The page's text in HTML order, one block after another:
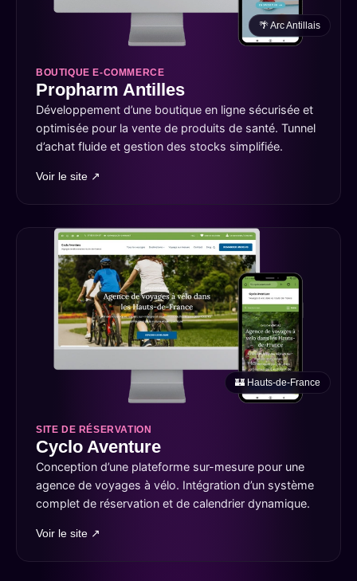
🌴 Arc Antillais
BOUTIQUE E-COMMERCE
Propharm Antilles
Développement d’une boutique en ligne sécurisée et
optimisée pour la vente de produits de santé. Tunnel
d’achat fluide et gestion des stocks simplifiée.
Voir le site ↗
🏰 Hauts-de-France
SITE DE RÉSERVATION
Cyclo Aventure
Conception d’une plateforme sur-mesure pour une
agence de voyages à vélo. Intégration d’un système
complet de réservation et de calendrier dynamique.
Voir le site ↗